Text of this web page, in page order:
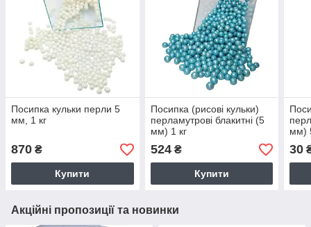
Посипка кульки перли 5
мм, 1 кг
870 ₴
Купити
Посипка (рисові кульки)
перламутрові блакитні (5
мм) 1 кг
524₴
Купити
мм)
30
Акційні пропозиції та новинки